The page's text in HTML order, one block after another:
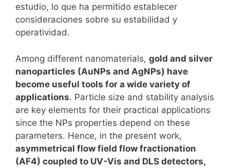
estudio, lo que ha permitido establecer
consideraciones sobre su estabilidad y
operatividad.
Among different nanomaterials, gold and silver
nanoparticles (AuNPs and AgNPs) have
become useful tools for a wide variety of
applications. Particle size and stability analysis
are key elements for their practical applications
since the NPs properties depend on these
parameters. Hence, in the present work,
asymmetrical flow field flow fractionation
(AF4) coupled to UV-Vis and DLS detectors,